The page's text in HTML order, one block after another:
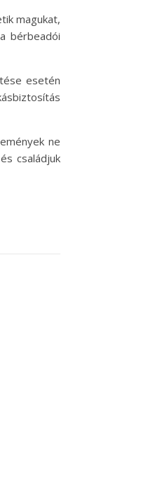
magukat,
bérbeadói
esetén
ne
családjuk